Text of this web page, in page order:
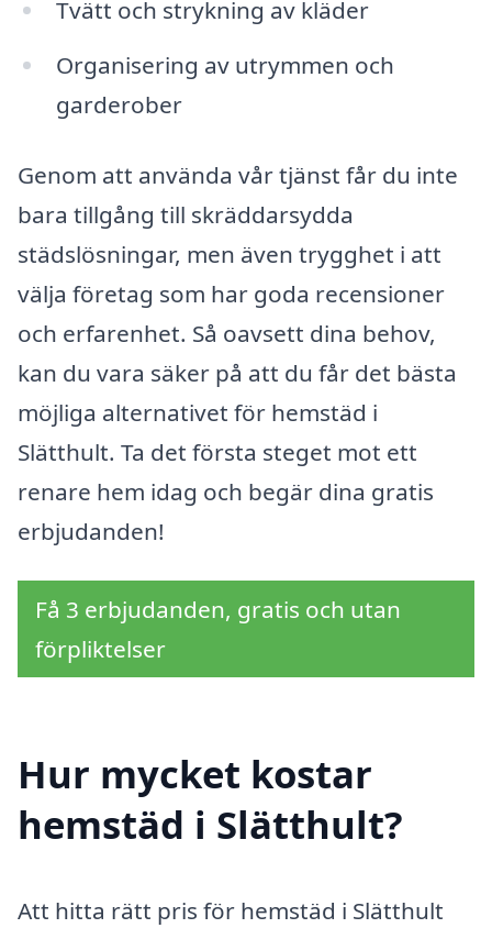
Tvätt och strykning av kläder
Organisering av utrymmen och
garderober
Genom att använda vår tjänst får du inte
bara tillgång till skräddarsydda
städslösningar, men även trygghet i att
välja företag som har goda recensioner
och erfarenhet. Så oavsett dina behov,
kan du vara säker på att du får det bästa
möjliga alternativet för hemstäd i
Slätthult. Ta det första steget mot ett
renare hem idag och begär dina gratis
erbjudanden!
Få 3 erbjudanden, gratis och utan
förpliktelser
Hur mycket kostar
hemstäd i Slätthult?
Att hitta rätt pris för hemstäd i Slätthult